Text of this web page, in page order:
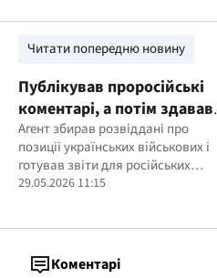
Читати попередню новину
Публікував проросійські
коментарі, а потім здавав
координати ЗСУ: СБУ
викрила агента ФСБ на
Харківщині
Агент збирав розвіддані про
позиції українських військових і
готував звіти для російських
спецслужб
29.05.2026 11:15
Коментарі